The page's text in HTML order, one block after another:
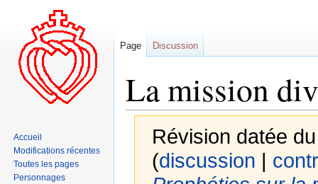
La mission
Révision datée
(discussion |
Page Discussion
Accueil
Modifications récentes
Toutes les pages
Personnages